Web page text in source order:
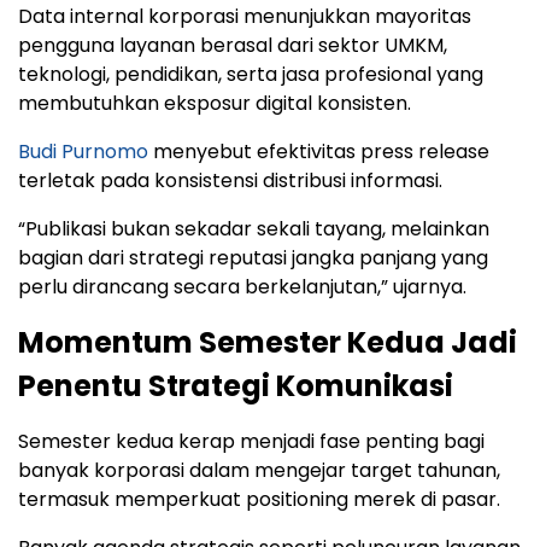
Data internal korporasi menunjukkan mayoritas
pengguna layanan berasal dari sektor UMKM,
teknologi, pendidikan, serta jasa profesional yang
membutuhkan eksposur digital konsisten.
Budi Purnomo menyebut efektivitas press release
terletak pada konsistensi distribusi informasi.
“Publikasi bukan sekadar sekali tayang, melainkan
bagian dari strategi reputasi jangka panjang yang
perlu dirancang secara berkelanjutan,” ujarnya.
Momentum Semester Kedua Jadi
Penentu Strategi Komunikasi
Semester kedua kerap menjadi fase penting bagi
banyak korporasi dalam mengejar target tahunan,
termasuk memperkuat positioning merek di pasar.